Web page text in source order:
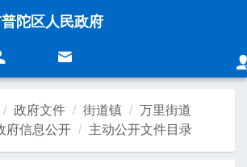
上海城市精神：
陀区人民政府
政府文件 街道镇
万里街道
府信息公开 主动公开文件目录